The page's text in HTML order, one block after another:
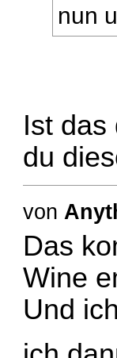
nun
Ist das
du
von
Das
Wine
Und